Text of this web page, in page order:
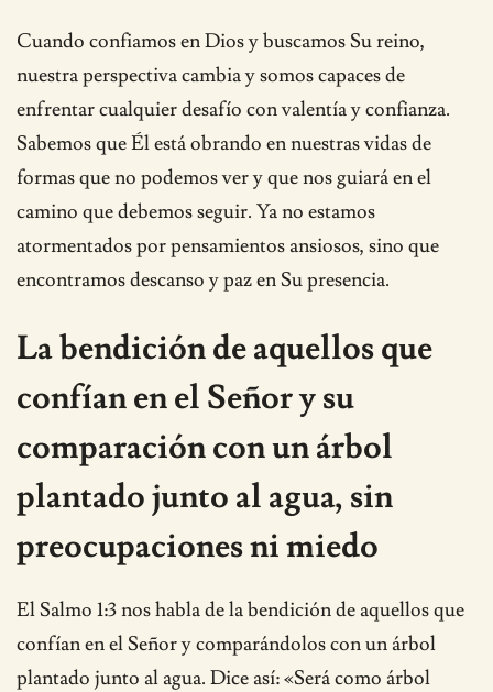
Cuando confiamos en Dios y buscamos Su reino,
nuestra perspectiva cambia y somos capaces de
enfrentar cualquier desafío con valentía y confianza.
Sabemos que Él está obrando en nuestras vidas de
formas que no podemos ver y que nos guiará en el
camino que debemos seguir. Ya no estamos
atormentados por pensamientos ansiosos, sino que
encontramos descanso y paz en Su presencia.
La bendición de aquellos que
confían en el Señor y su
comparación con un árbol
plantado junto al agua, sin
preocupaciones ni miedo
El Salmo 1:3 nos habla de la bendición de aquellos que
confían en el Señor y comparándolos con un árbol
plantado junto al agua. Dice así: «Será como árbol